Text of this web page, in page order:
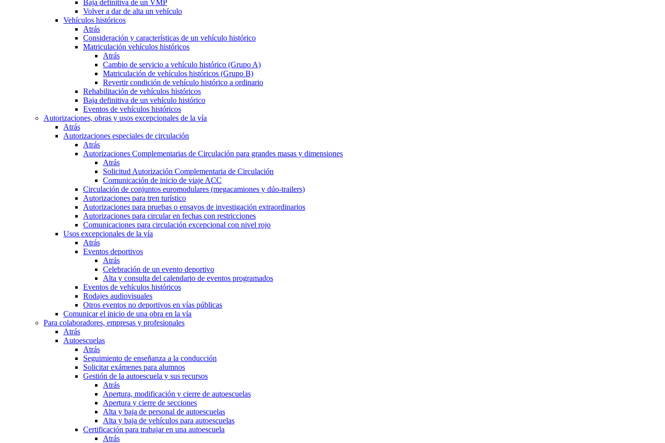
Baja definitiva de un VMP
Volver a dar de alta un vehículo
Vehículos históricos
Atrás
Consideración y características de un vehículo histórico
Matriculación vehículos históricos
Atrás
Cambio de servicio a vehículo histórico (Grupo A)
Matriculación de vehículos históricos (Grupo B)
Revertir condición de vehículo histórico a ordinario
Rehabilitación de vehículos históricos
Baja definitiva de un vehículo histórico
Eventos de vehículos históricos
Autorizaciones, obras y usos excepcionales de la vía
Atrás
Autorizaciones especiales de circulación
Atrás
Autorizaciones Complementarias de Circulación para grandes masas y dimensiones
Atrás
Solicitud Autorización Complementaria de Circulación
Comunicación de inicio de viaje ACC
Circulación de conjuntos euromodulares (megacamiones y dúo-trailers)
Autorizaciones para tren turístico
Autorizaciones para pruebas o ensayos de investigación extraordinarios
Autorizaciones para circular en fechas con restricciones
Comunicaciones para circulación excepcional con nivel rojo
Usos excepcionales de la vía
Atrás
Eventos deportivos
Atrás
Celebración de un evento deportivo
Alta y consulta del calendario de eventos programados
Eventos de vehículos históricos
Rodajes audiovisuales
Otros eventos no deportivos en vías públicas
Comunicar el inicio de una obra en la vía
Para colaboradores, empresas y profesionales
Atrás
Autoescuelas
Atrás
Seguimiento de enseñanza a la conducción
Solicitar exámenes para alumnos
Gestión de la autoescuela y sus recursos
Atrás
Apertura, modificación y cierre de autoescuelas
Apertura y cierre de secciones
Alta y baja de personal de autoescuelas
Alta y baja de vehículos para autoescuelas
Certificación para trabajar en una autoescuela
Atrás